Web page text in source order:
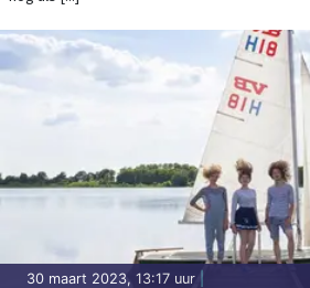
30 maart 2023, 13:17 uur